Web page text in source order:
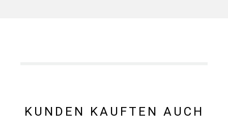
KUNDEN KAUFTEN AUCH